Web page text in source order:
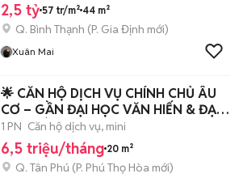
2,5 tỷ 57 tr/m² 44 m²
Q. Bình Thạnh (P. Gia Định mới)
Xuân Mai
🌟 CĂN HỘ DỊCH VỤ CHÍNH CHỦ ÂU
CƠ – GẦN ĐẠI HỌC VĂN HIẾN & ĐẠI
HỌC BÁCH
1 PN Căn hộ dịch vụ, mini
6,5 triệu/tháng 20 m²
Q. Tân Phú (P. Phú Thọ Hòa mới)